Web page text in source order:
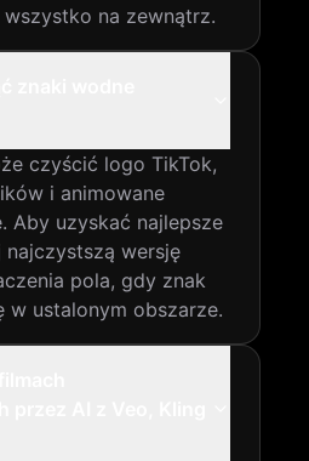
na zewnątrz.
czyścić logo TikTok,
i animowane
Aby uzyskać najlepsze
wersję
pola, gdy znak
w ustalonym obszarze.